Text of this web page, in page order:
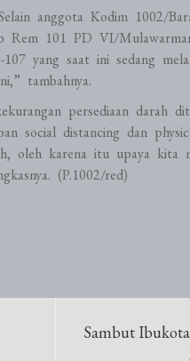
anggota Kodim 1002/
101 PD VI/
yang saat ini sedang
tambahnya.
persediaan darah
social distancing dan
oleh karena itu upaya
(P.1002/red)
Sambut